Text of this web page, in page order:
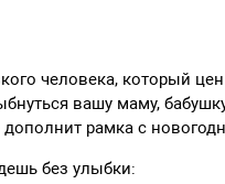
человека, который
вашу маму,
дополнит рамка с
без улыбки: